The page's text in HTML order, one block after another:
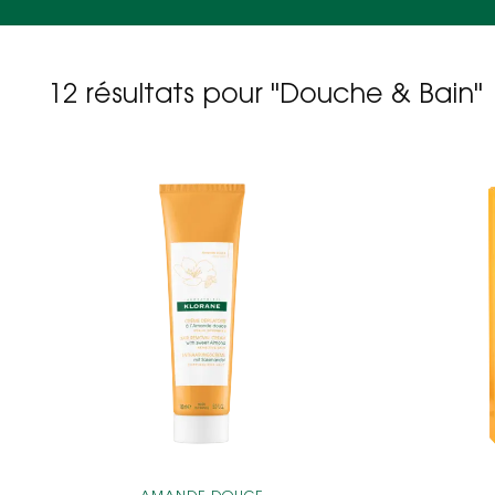
12 résultats pour "Douche & Bain"
dépilatoire
l'Amande
douce